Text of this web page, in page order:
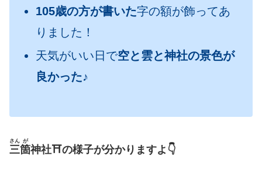
105歳の方が書いた字の額が飾ってあ
りました！
天気がいい日で空と雲と神社の景色が
良かった♪
三
さん
箇
が
神社⛩の様子が分かりますよ👇